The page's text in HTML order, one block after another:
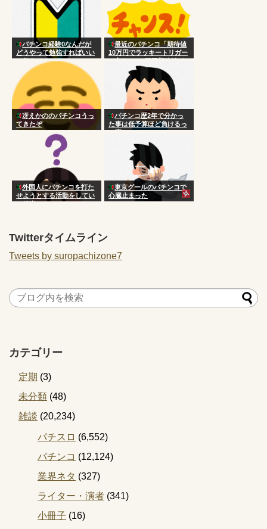
パチンコ経験0なんだが
どうやって勉強すればいい
か教えてくれませんか
最近のパチンコ「期待値
10万円でラッキートリガー
に入れると3万円期待値が
手に入るよ！」
冴えかののパチンコうっ
てきたぞ
パチンコ歴2年で分かっ
た事は低予算ほど負けるっ
て事
外国人にパチンコを打た
せようとする活動をしてい
る組織ｗｗｗｗwｗｗｗｗ
東京グールのパチンコで
心臓止まった
Twitterタイムライン
Tweets by suropachizone7
カテゴリー
定期 (3)
未分類 (48)
雑談 (20,234)
パチスロ (6,552)
パチンコ (12,124)
業界ネタ (327)
ライター・演者 (341)
小冊子 (16)